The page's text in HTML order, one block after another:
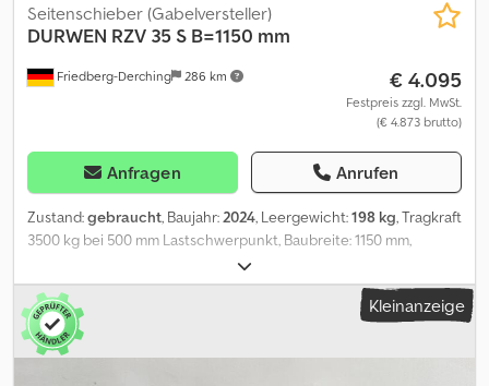
Friedberg-Derching 286 km
Seitenschieber (Gabelversteller)
DURWEN RZV 35 S B=1150 mm
€ 4.095
Festpreis zzgl. MwSt.
(€ 4.873 brutto)
Anfragen Anrufen
Zustand:gebraucht, Baujahr: 2024, Leergewicht:198 kg, Tragkraft
3500 kg bei 500 mm Lastschwerpunkt, Baubreite: 1150 mm,
Öffnungsbereich: 490-1230 mm, Aufhängung: FEM3, Vorbaumaß:
155 mm, Eigenschwerpunkt: 68 mm, DURWEN Zinkenverstellgerät:
RZV 35 S Breite 1150 mm, separater Seitenschub +/- 100 mm,
Öffnungsbereich Außenkante - Außenkante 490 - 1230 mm, FEM
III, inkl. Schläuche, Gabelträgerbreite: 1150, Lastschwerpunkt: 500,
Kleinanzeige